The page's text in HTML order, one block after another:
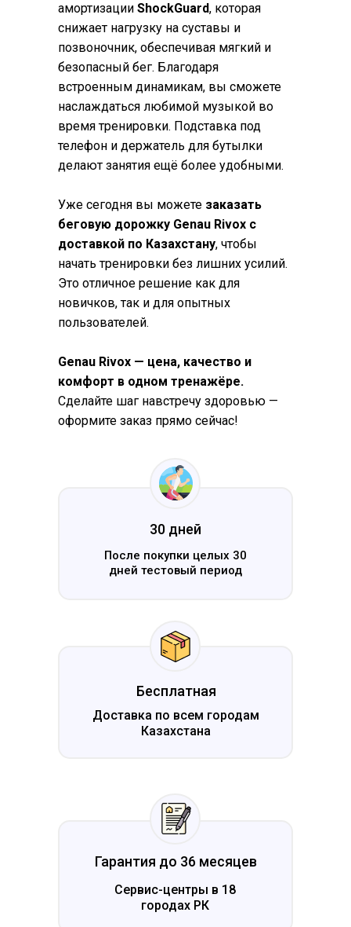
амортизации ShockGuard, которая
снижает нагрузку на суставы и
позвоночник, обеспечивая мягкий и
безопасный бег. Благодаря
встроенным динамикам, вы сможете
наслаждаться любимой музыкой во
время тренировки. Подставка под
телефон и держатель для бутылки
делают занятия ещё более удобными.
Уже сегодня вы можете заказать
беговую дорожку Genau Rivox с
доставкой по Казахстану, чтобы
начать тренировки без лишних усилий.
Это отличное решение как для
новичков, так и для опытных
пользователей.
Genau Rivox — цена, качество и
комфорт в одном тренажёре.
Сделайте шаг навстречу здоровью —
оформите заказ прямо сейчас!
30 дней
После покупки целых 30
дней тестовый период
Гарантия до 36 месяцев
Сервис-центры в 18
городах РК
Бесплатная
Доставка по всем городам
Казахстана